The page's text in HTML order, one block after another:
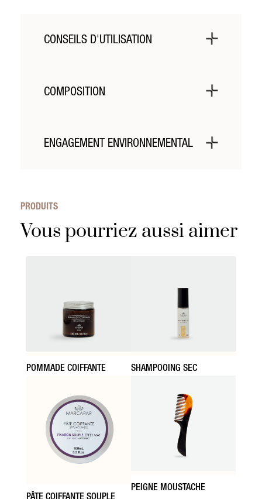
CONSEILS D'UTILISATION
COMPOSITION
leur résistance et leurs caractéristiques naturelles.
ENGAGEMENT ENVIRONNEMENTAL
du fer et du bois.
PRODUITS
Vous pourriez aussi aimer
POMMADE COIFFANTE SHAMPOOING SEC
PEIGNE MOUSTACHE